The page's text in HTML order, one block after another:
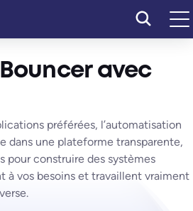
avec
préférées, l’automatisation
dans une plateforme transparente,
pour construire des systèmes
à vos besoins et travaillent vraiment